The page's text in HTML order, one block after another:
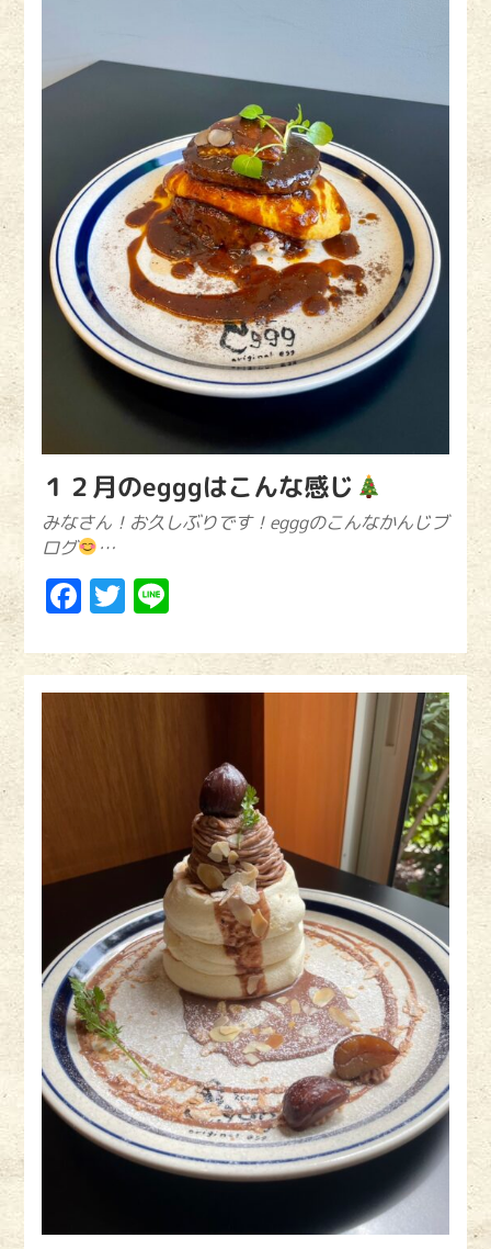
１２月のegggはこんな感じ
みなさん！お久しぶりです！egggのこんなかんじブ
ログ
…
Facebook
Twitter